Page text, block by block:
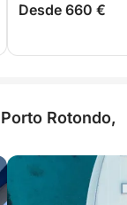
Desde 660 €
Rotondo,